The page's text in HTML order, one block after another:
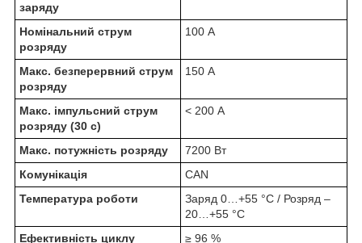
заряду
Номінальний струм
розряду
100 А
Макс. безперервний струм
розряду
150 А
Макс. імпульсний струм
розряду (30 с)
< 200 А
Макс. потужність розряду
7200 Вт
Комунікація
CAN
Температура роботи
Заряд 0…+55 °C / Розряд –
20…+55 °C
Ефективність циклу
≥ 96 %